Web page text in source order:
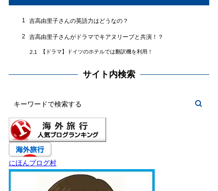
1 吉高由里子さんの英語力はどうなの？
2 吉高由里子さんがドラマでキアヌリーブと共演！？
2.1 【ドラマ】ドイツのホテルでは翻訳機を利用！
サイト内検索
にほんブログ村